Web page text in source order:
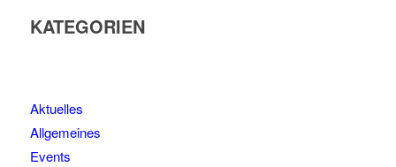
KATEGORIEN
Aktuelles
Allgemeines
Events